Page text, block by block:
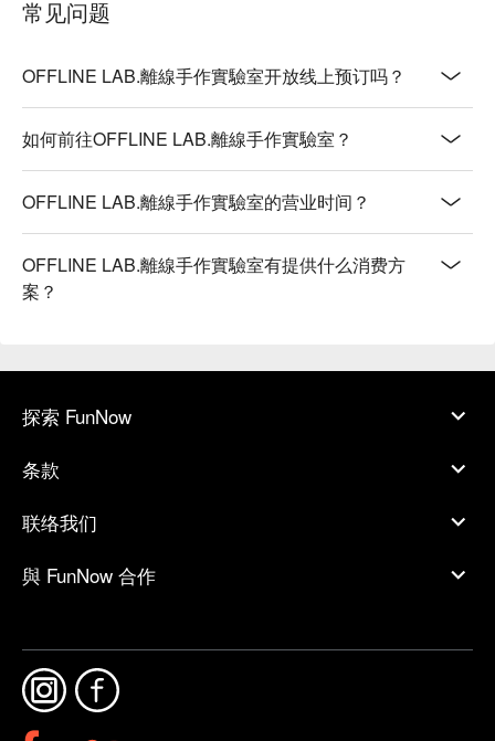
常见问题
OFFLINE LAB.離線手作實驗室开放线上预订吗？
如何前往OFFLINE LAB.離線手作實驗室？
OFFLINE LAB.離線手作實驗室的营业时间？
OFFLINE LAB.離線手作實驗室有提供什么消费方
案？
探索 FunNow
条款
联络我们
與 FunNow 合作